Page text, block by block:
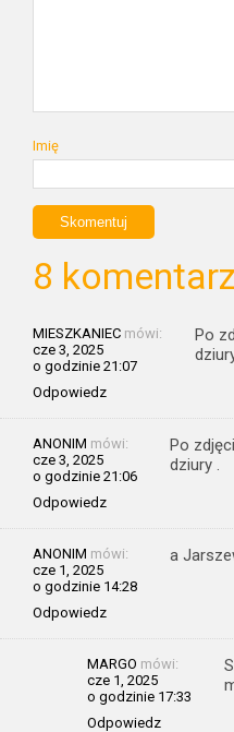
Imię
8
MIESZKANIEC mówi:
cze 3, 2025
o godzinie 21:07
Odpowiedz
Po
ANONIM mówi:
cze 3, 2025
o godzinie 21:06
Odpowiedz
Po
dziury .
ANONIM mówi:
cze 1, 2025
o godzinie 14:28
Odpowiedz
a
MARGO mówi:
cze 1, 2025
o godzinie 17:33
Odpowiedz